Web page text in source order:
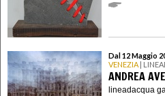
Dal 12 Maggio
VENEZIA |
ANDREA
lineadacqua